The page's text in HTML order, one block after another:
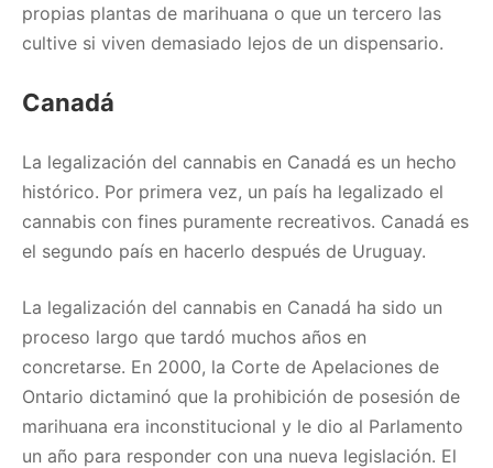
propias plantas de marihuana o que un tercero las
cultive si viven demasiado lejos de un dispensario.
Canadá
La legalización del cannabis en Canadá es un hecho
histórico. Por primera vez, un país ha legalizado el
cannabis con fines puramente recreativos. Canadá es
el segundo país en hacerlo después de Uruguay.
La legalización del cannabis en Canadá ha sido un
proceso largo que tardó muchos años en
concretarse. En 2000, la Corte de Apelaciones de
Ontario dictaminó que la prohibición de posesión de
marihuana era inconstitucional y le dio al Parlamento
un año para responder con una nueva legislación. El